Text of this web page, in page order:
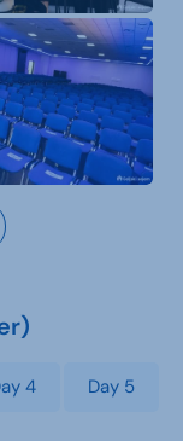
4 Day 5